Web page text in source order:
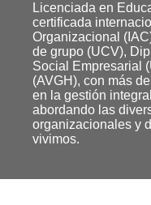
Licenciada en
certificada
Organizacional
de grupo (UCV),
Social Empresarial
(AVGH), con más
en la gestión
abordando las
organizacionales y
vivimos.